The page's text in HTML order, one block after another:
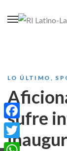
LO ÚLTIMO
sufre
Facebook
Twitter